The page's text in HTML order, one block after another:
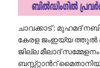
ചാവക്കാട് : മുഹമദ്
കേരള ജംഇയ്യ ത്തുല്‍ മു
ജില്ല മീലാദ്
ബസ്സ്റ്റാന്‍റ്